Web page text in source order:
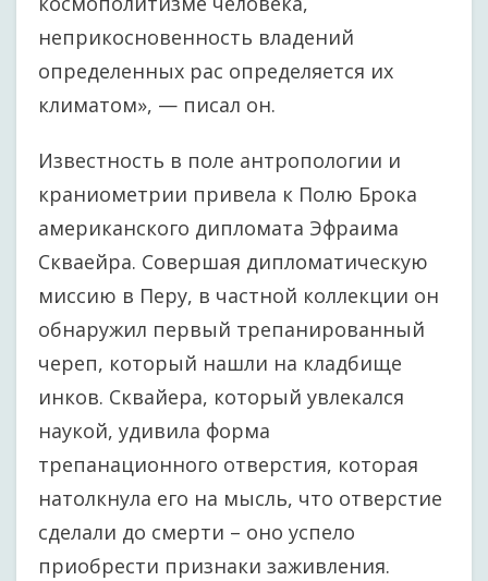
неприкосновенность владений
определенных рас определяется их
климатом», — писал он.
Известность в поле антропологии и
краниометрии привела к Полю Брока
американского дипломата Эфраима
Скваейра. Совершая дипломатическую
миссию в Перу, в частной коллекции он
обнаружил первый трепанированный
череп, который нашли на кладбище
инков. Сквайера, который увлекался
наукой, удивила форма
трепанационного отверстия, которая
натолкнула его на мысль, что отверстие
сделали до смерти – оно успело
приобрести признаки заживления.